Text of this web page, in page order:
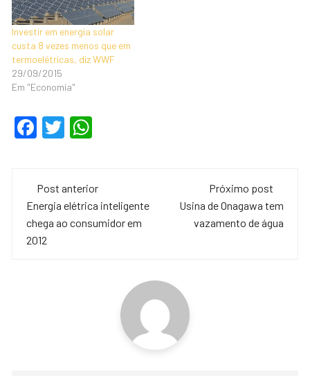
Investir em energia solar
custa 8 vezes menos que em
termoelétricas, diz WWF
29/09/2015
Em "Economia"
F
e
b
o
T
er s
A
Navegação
de
post
Post anterior
Energia elétrica inteligente
chega ao consumidor em
2012
Próximo post
Usina de Onagawa tem
vazamento de água